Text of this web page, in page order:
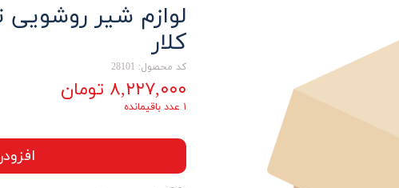
لوازم شیر روشویی
کلار
کد محصول: 28101
۸,۲۲۷,۰۰۰ تومان
۱ عدد باقیمانده